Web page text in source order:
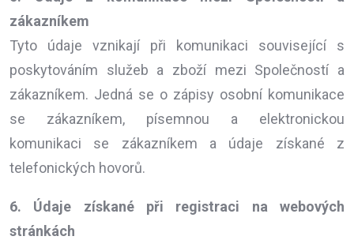
zákazníkem
Tyto údaje vznikají při komunikaci související s
poskytováním služeb a zboží mezi Společností a
zákazníkem. Jedná se o zápisy osobní komunikace
se zákazníkem, písemnou a elektronickou
komunikaci se zákazníkem a údaje získané z
telefonických hovorů.
6. Údaje získané při registraci na webových
stránkách